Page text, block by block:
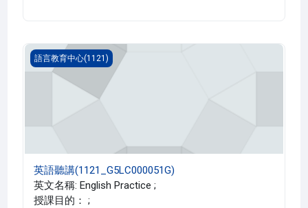
英語聽講(1121_G5LC000051G)
語言教育中心(1121)
英語聽講(1121_G5LC000051G)
英文名稱: English Practice ;
授課目的： ;